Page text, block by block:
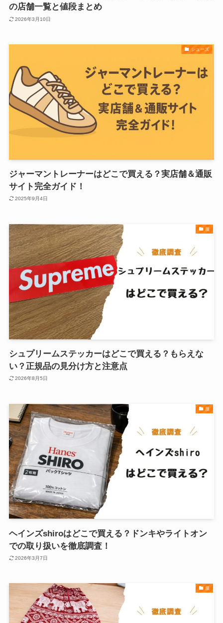
の店舗一覧と値段まとめ
2026年3月10日
シューズ
ジャーマントレーナーはどこで買える？実店舗＆通販
サイト完全ガイド！
2025年9月4日
服
シュプリームステッカーはどこで買える？もらえな
い？正規品の見分け方と注意点
2026年8月5日
服
ヘインズshiroはどこで買える？ドンキやライトオン
での取り扱いを徹底調査！
2026年3月7日
服